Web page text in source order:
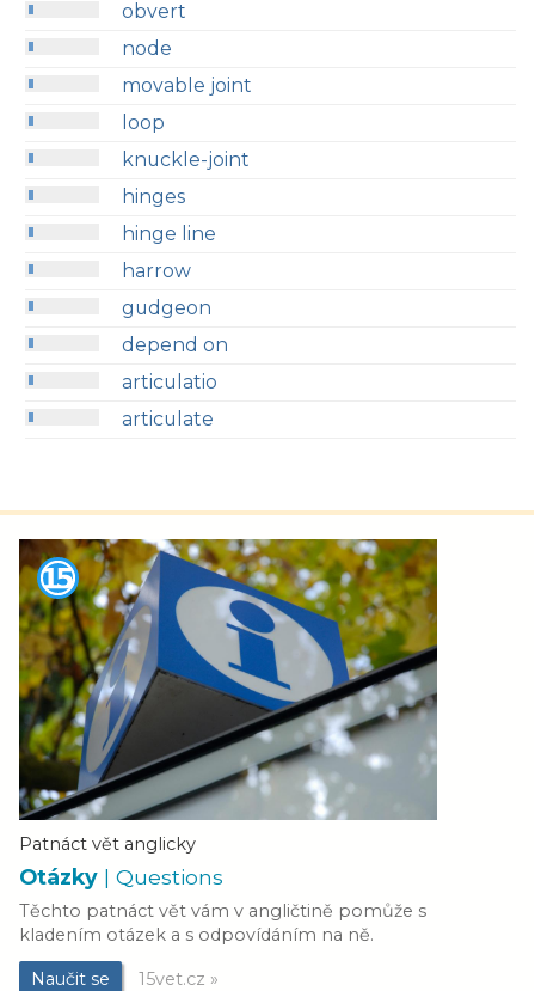
obvert
node
movable joint
loop
knuckle-joint
hinges
hinge line
harrow
gudgeon
depend on
articulatio
articulate
Patnáct vět anglicky
Otázky | Questions
Těchto patnáct vět vám v angličtině pomůže s
kladením otázek a s odpovídáním na ně.
Naučit se 15vet.cz »